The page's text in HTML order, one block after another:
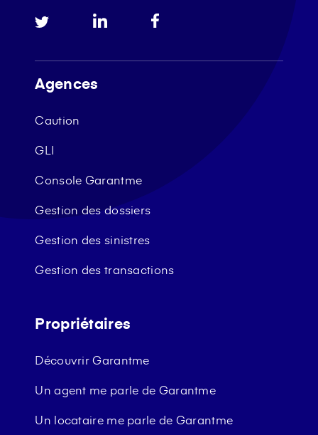
Agences
Caution
GLI
Console Garantme
Gestion des dossiers
Gestion des sinistres
Gestion des transactions
Propriétaires
Découvrir Garantme
Un agent me parle de Garantme
Un locataire me parle de Garantme